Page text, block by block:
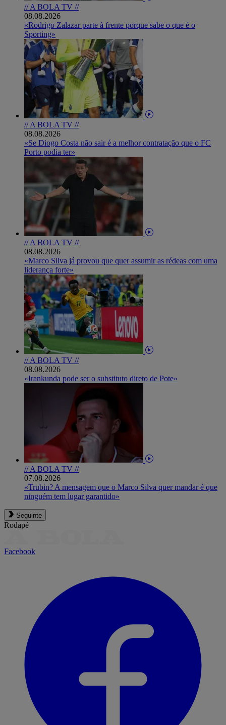
// A BOLA TV //
08.08.2026
«Rodrigo Zalazar parte à frente porque sabe o que é o
Sporting»
// A BOLA TV //
08.08.2026
«Se Diogo Costa não sair é a melhor contratação que o FC
Porto podia ter»
// A BOLA TV //
08.08.2026
«Marco Silva já provou que quer assumir as rédeas com uma
liderança forte»
// A BOLA TV //
08.08.2026
«Irankunda pode ser o substituto direto de Pote»
// A BOLA TV //
07.08.2026
«Trubin? A mensagem que o Marco Silva quer mandar é que
ninguém tem lugar garantido»
Seguinte
Rodapé
Facebook